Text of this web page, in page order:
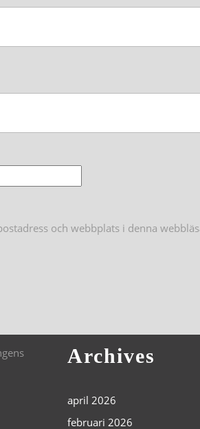
och webbplats i denna
Archives
april 2026
februari 2026